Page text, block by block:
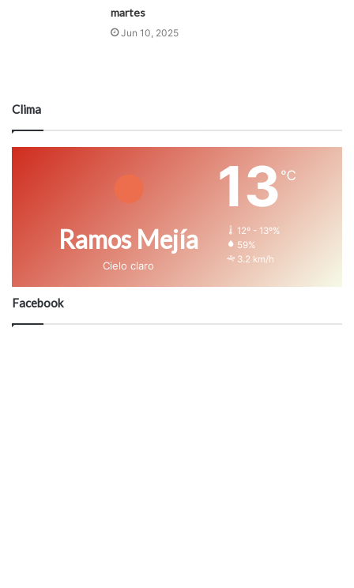
martes
Jun 10, 2025
Clima
Ramos Mejía
Cielo claro
13 ℃
12º - 13º%
59%
3.2 km/h
Facebook